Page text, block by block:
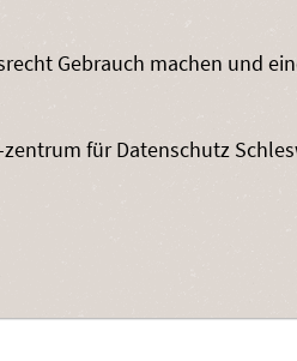
Gebrauch machen und
für Datenschutz